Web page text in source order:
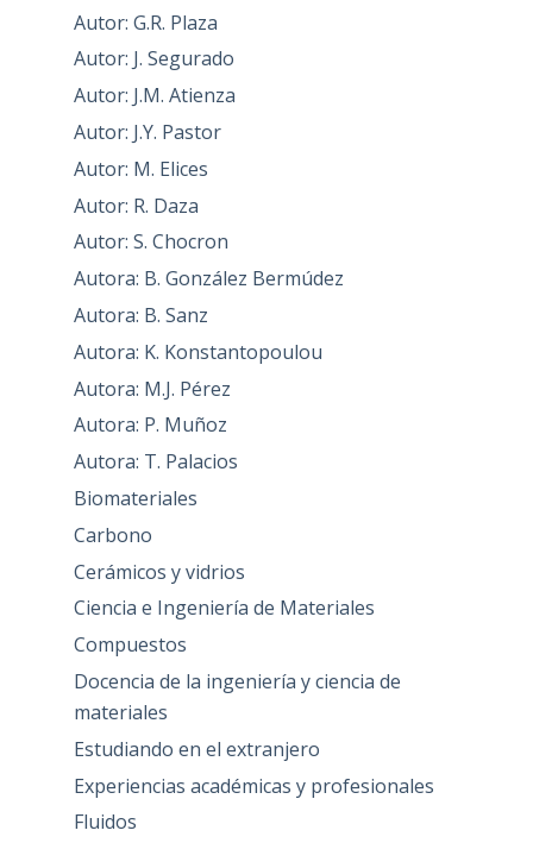
Autor: G.R. Plaza
Autor: J. Segurado
Autor: J.M. Atienza
Autor: J.Y. Pastor
Autor: M. Elices
Autor: R. Daza
Autor: S. Chocron
Autora: B. González Bermúdez
Autora: B. Sanz
Autora: K. Konstantopoulou
Autora: M.J. Pérez
Autora: P. Muñoz
Autora: T. Palacios
Biomateriales
Carbono
Cerámicos y vidrios
Ciencia e Ingeniería de Materiales
Compuestos
Docencia de la ingeniería y ciencia de
materiales
Estudiando en el extranjero
Experiencias académicas y profesionales
Fluidos